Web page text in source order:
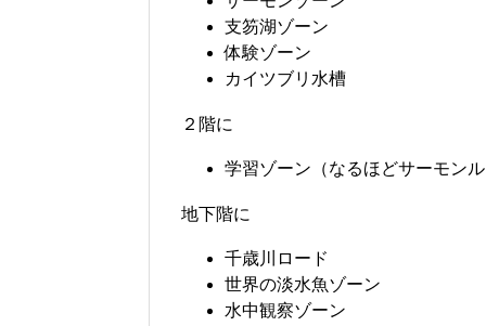
支笏湖ゾーン
体験ゾーン
カイツブリ水槽
２階に
学習ゾーン（なるほどサーモン
地下階に
千歳川ロード
世界の淡水魚ゾーン
水中観察ゾーン